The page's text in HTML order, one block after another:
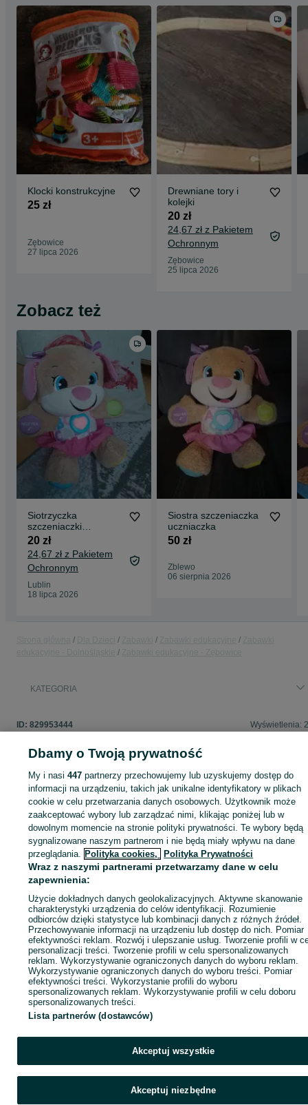
Klocki konstrukcyjne
25 zł
Zębowice
27 lipca 2026
Drewniane tory i
kolejki
20 zł
24,67 zł z Pakietem
Ochronnym
Zębowice
25 lipca 2026
Zobacz też
Siotrzyczka
szczeniaczki
uczniaczka
20 zł
24,67 zł z Pakietem
Ochronnym
Lublin
18 lipca 2026
Siostra szczeniaczka
uczniaczka
50 zł
Zblewo
06 sierpnia 2026
KATEGORIA
ID: 829953444 Wyświetlenia:
Zaloguj się lub załóż konto na OLX, aby skontaktować się z
sprzedającym
Zaloguj się / Załóż konto
Dbamy o Twoją prywatność
My i nasi447 partnerzy przechowujemy lub uzyskujemy dostęp do
informacji na urządzeniu, takich jak unikalne identyfikatory w plikach
cookie w celu przetwarzania danych osobowych. Użytkownik może
zaakceptować wybory lub zarządzać nimi, klikając poniżej lub w
dowolnym momencie na stronie polityki prywatności. Te wybory będą
sygnalizowane naszym partnerom i nie będą miały wpływu na dane
przeglądania. Polityka cookies, Polityka Prywatności
Wraz z naszymi partnerami przetwarzamy dane w celu
zapewnienia:
Użycie dokładnych danych geolokalizacyjnych. Aktywne skanowanie
charakterystyki urządzenia do celów identyfikacji. Rozumienie
odbiorców dzięki statystyce lub kombinacji danych z różnych źródeł.
Przechowywanie informacji na urządzeniu lub dostęp do nich. Pomiar
efektywności reklam. Rozwój i ulepszanie usług. Tworzenie profili w
personalizacji treści. Tworzenie profili w celu spersonalizowanych
reklam. Wykorzystywanie ograniczonych danych do wyboru reklam.
Wykorzystywanie ograniczonych danych do wyboru treści. Pomiar
efektywności treści. Wykorzystanie profili do wyboru
spersonalizowanych reklam. Wykorzystywanie profili w celu doboru
spersonalizowanych treści.
Lista partnerów (dostawców)
Akceptuj wszystkie
Akceptuj niezbędne